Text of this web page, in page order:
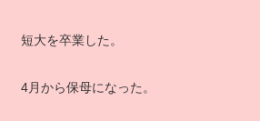
短大を卒業した。
4月から保母になった。